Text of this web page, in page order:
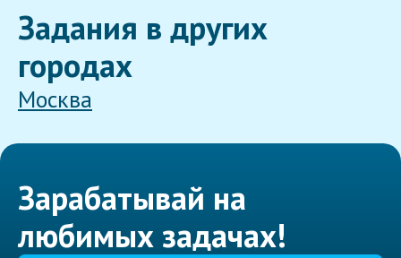
Задания в других
городах
Москва
Зарабатывай на
любимых задачах!